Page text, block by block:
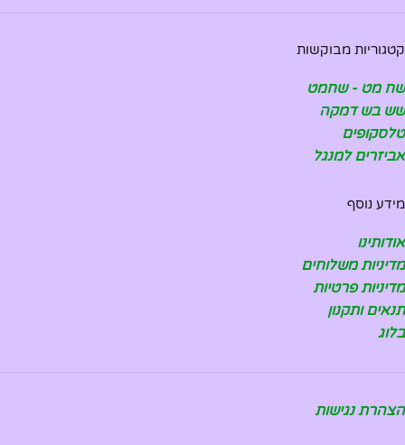
קטגוריות מבוקשות
שח מט - שחמט
שש בש דמקה
טלסקופים
אביזרים למנגל
מידע נוסף
אודותינו
מדיניות משלוחים
מדיניות פרטיות
תנאים ותקנון
בלוג
הצהרת נגישות